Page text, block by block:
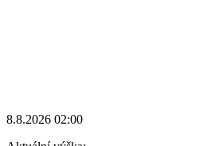
8.8.2026 02:00